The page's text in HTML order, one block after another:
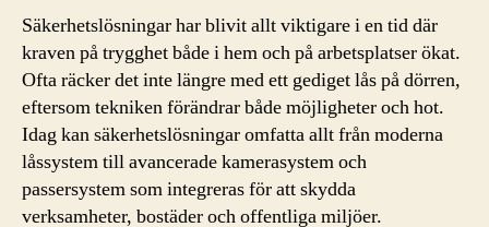
Säkerhetslösningar har blivit allt viktigare i en tid där
kraven på trygghet både i hem och på arbetsplatser ökat.
Ofta räcker det inte längre med ett gediget lås på dörren,
eftersom tekniken förändrar både möjligheter och hot.
Idag kan säkerhetslösningar omfatta allt från moderna
låssystem till avancerade kamerasystem och
passersystem som integreras för att skydda
verksamheter, bostäder och offentliga miljöer.